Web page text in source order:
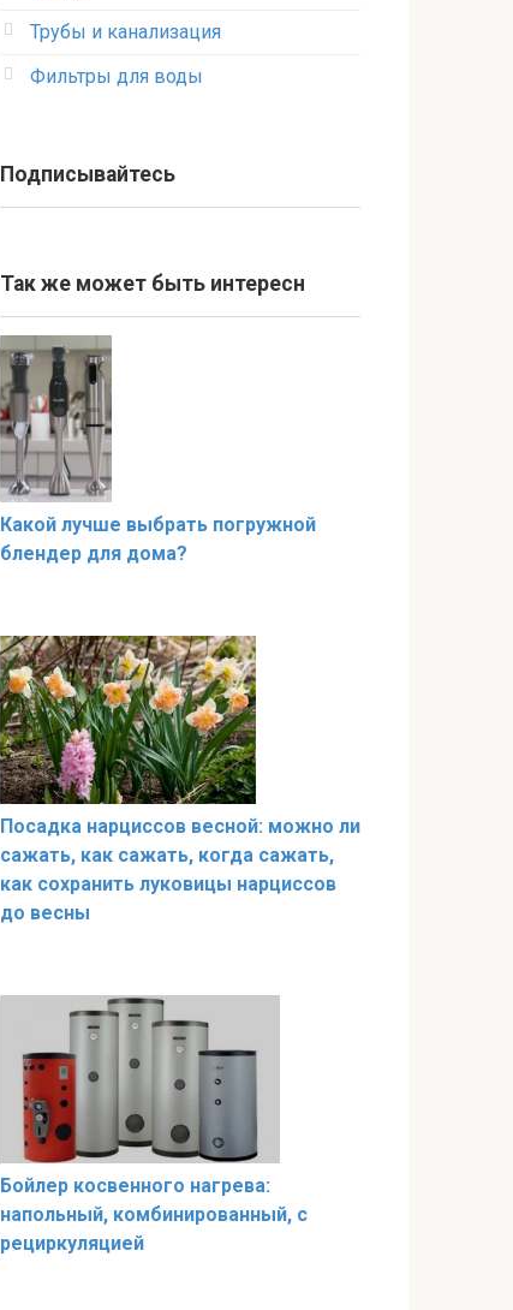
Трубы и канализация
Фильтры для воды
Подписывайтесь
Так же может быть интересн
Какой лучше выбрать погружной
блендер для дома?
Посадка нарциссов весной: можно ли
сажать, как сажать, когда сажать,
как сохранить луковицы нарциссов
до весны
Бойлер косвенного нагрева:
напольный, комбинированный, с
рециркуляцией